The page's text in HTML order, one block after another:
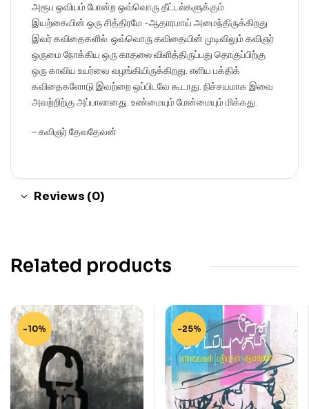
அரூப ஒவியம் போன்ற ஒவ்வொரு தீட்டல்களுக்கும்
இயற்கையின் ஒரு சித்திரமே -ஆதாரமாய் அமைந்திருக்கிறது
இவர் கவிதைகளில். ஒவ்வொரு கவிதையின் முடிவிலும் கவிஞர்
ஒருமை நோக்கிய ஒரு காதலை விளித்திருப்பது தொகுப்பிற்கு
ஒரு காவிய உயர்வை வழங்கியிருக்கிறது. எளிய பக்திக்
கவிதைகளோடு இவற்றை ஒப்பிடவே கூடாது. நிச்சயமாக இவை
அவற்றிற்கு அப்பாலானது. உண்மையும் மேன்மையும் மிக்கது.
– கவிஞர் தேவதேவன்
Reviews (0)
Related products
-10% -25%